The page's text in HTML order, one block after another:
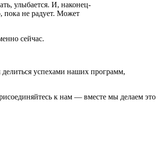
улыбается. И, наконец-
пока не радует. Может
сейчас.
успехами наших программ,
к нам — вместе мы делаем это